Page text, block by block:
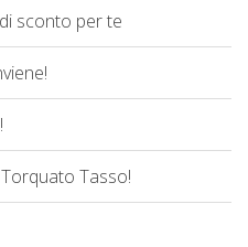
sconto per te
Tasso!